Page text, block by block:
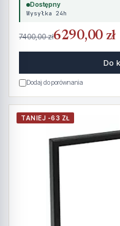
Dostępny
Wysyłka 24h
7400,00 zł6290,00 zł
Do
Dodaj do porównania
TANIEJ -63 ZŁ